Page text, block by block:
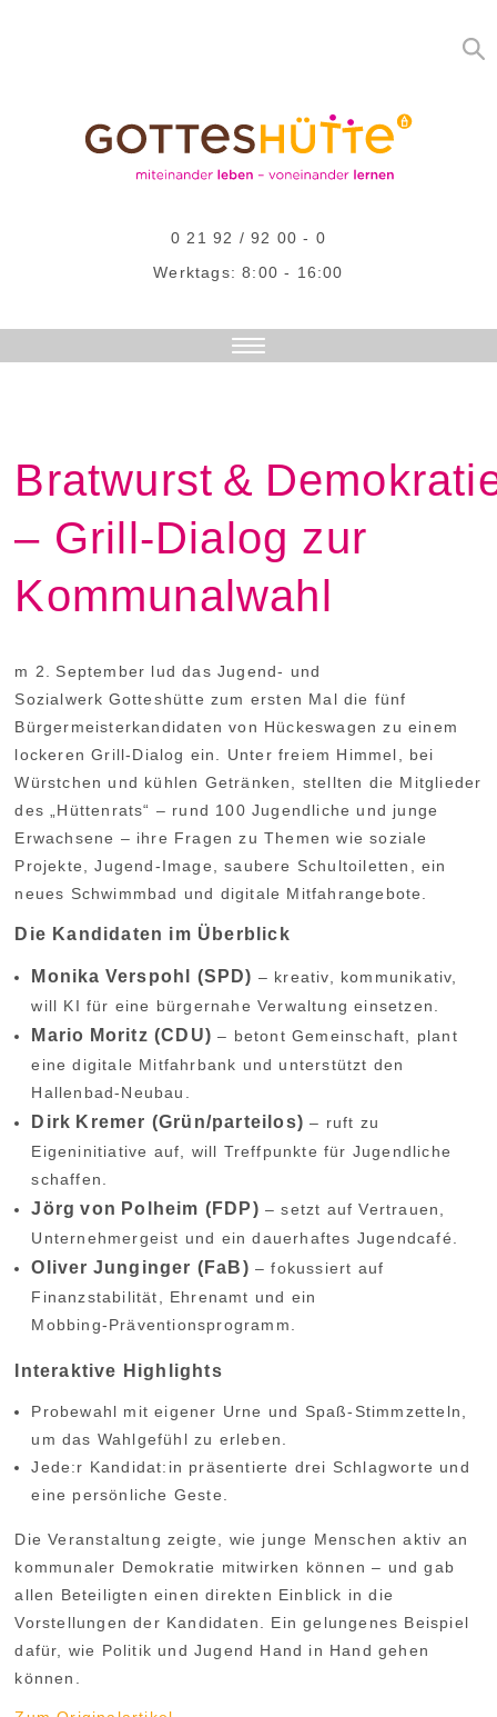
0 21 92 / 92 00 - 0
Werktags: 8:00 - 16:00
STELLENANGEBOTE
FREIE PLÄTZE
HELFEN
KONTAKT
Bratwurst &
– Grill‑Dialog zur
Kommunalwahl
m 2. September lud das Jugend‑ und
Sozialwerk Gotteshütte zum ersten Mal die fünf
Bürgermeisterkandidaten von Hückeswagen zu einem
lockeren Grill‑Dialog ein. Unter freiem Himmel, bei
Würstchen und kühlen Getränken, stellten die Mitglieder
des „Hüttenrats“ – rund 100 Jugendliche und junge
Erwachsene – ihre Fragen zu Themen wie soziale
Projekte, Jugend‑Image, saubere Schultoiletten, ein
neues Schwimmbad und digitale Mitfahrangebote.
Die Kandidaten im Überblick
Monika Verspohl (SPD) – kreativ, kommunikativ,
will KI für eine bürgernahe Verwaltung einsetzen.
Mario Moritz (CDU) – betont Gemeinschaft, plant
eine digitale Mitfahrbank und unterstützt den
Hallenbad‑Neubau.
Dirk Kremer (Grün/parteilos) – ruft zu
Eigeninitiative auf, will Treffpunkte für Jugendliche
schaffen.
Jörg von Polheim (FDP) – setzt auf Vertrauen,
Unternehmergeist und ein dauerhaftes Jugendcafé.
Oliver Junginger (FaB) – fokussiert auf
Finanzstabilität, Ehrenamt und ein
Mobbing‑Präventionsprogramm.
Interaktive Highlights
Probewahl mit eigener Urne und Spaß‑Stimmzetteln,
um das Wahlgefühl zu erleben.
Jede:r Kandidat:in präsentierte drei Schlagworte und
eine persönliche Geste.
Die Veranstaltung zeigte, wie junge Menschen aktiv an
kommunaler Demokratie mitwirken können – und gab
allen Beteiligten einen direkten Einblick in die
Vorstellungen der Kandidaten. Ein gelungenes Beispiel
dafür, wie Politik und Jugend Hand in Hand gehen
können.